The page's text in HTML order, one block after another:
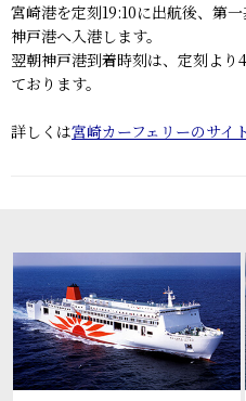
宮崎港を定刻19:10に出航後、第
神戸港へ入港します。
翌朝神戸港到着時刻は、定刻よ
ております。
詳しくは宮崎カーフェリーのサイト